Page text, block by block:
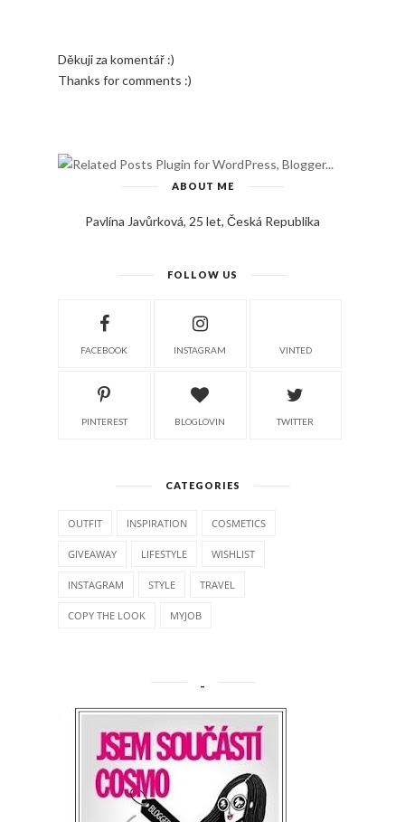
Děkuji za komentář :)
Thanks for comments :)
ABOUT ME
Pavlína Javůrková, 25 let, Česká Republika
FOLLOW US
FACEBOOK INSTAGRAM VINTED
PINTEREST BLOGLOVIN TWITTER
CATEGORIES
OUTFIT INSPIRATION COSMETICS
GIVEAWAY LIFESTYLE WISHLIST
INSTAGRAM STYLE TRAVEL
COPY THE LOOK MYJOB